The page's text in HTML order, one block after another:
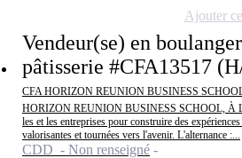
Vendeur(se) en
pâtisserie #CFA13517
CFA HORIZON REUNION BUSINESS
HORIZON REUNION BUSINESS SCHOOL, À
les et les entreprises pour construire des expériences
valorisantes et tournées vers l'avenir. L'alternance :...
CDD - Non renseigné
Ajouter